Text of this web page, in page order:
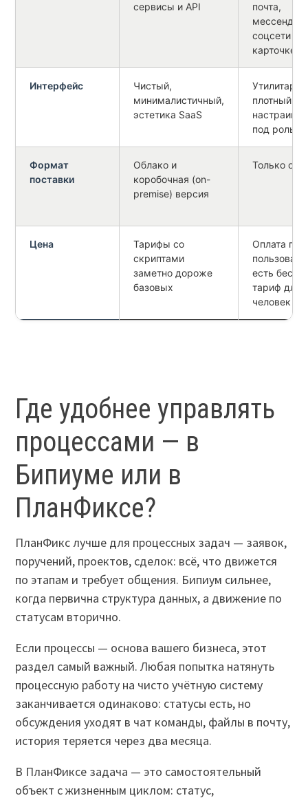
сервисы и API
почта,
соцсети —
карточке
Интерфейс
Чистый,
минималистичный,
эстетика SaaS
плотный,
под роль
Формат
поставки
Облако и
коробочная (on-
premise) версия
Только
Цена
Тарифы со
скриптами
заметно дороже
базовых
Оплата по
есть
тариф для
человек
Где удобнее управлять
процессами — в
Бипиуме или в
ПланФиксе?
ПланФикс лучше для процессных задач — заявок,
поручений, проектов, сделок: всё, что движется
по этапам и требует общения. Бипиум сильнее,
когда первична структура данных, а движение по
статусам вторично.
Если процессы — основа вашего бизнеса, этот
раздел самый важный. Любая попытка натянуть
процессную работу на чисто учётную систему
заканчивается одинаково: статусы есть, но
обсуждения уходят в чат команды, файлы в почту,
история теряется через два месяца.
В ПланФиксе задача — это самостоятельный
объект с жизненным циклом: статус,